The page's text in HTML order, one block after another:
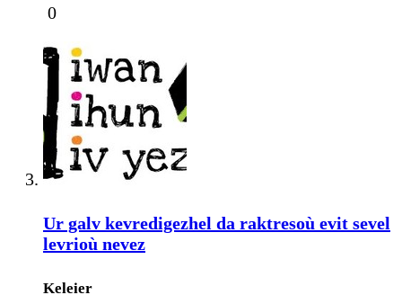
0
Ur galv kevredigezhel da raktresoù evit sevel
levrioù nevez
Keleier